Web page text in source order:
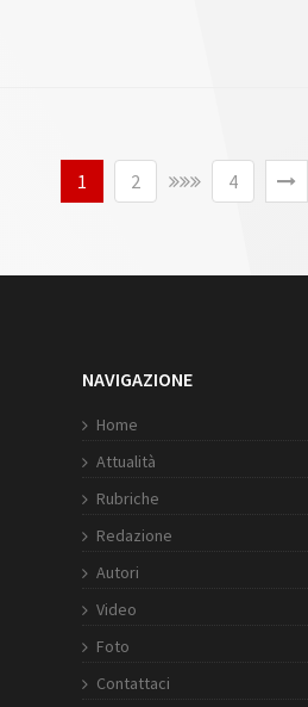
1 2 4
NAVIGAZIONE
Home
Attualità
Rubriche
Redazione
Autori
Video
Foto
Contattaci